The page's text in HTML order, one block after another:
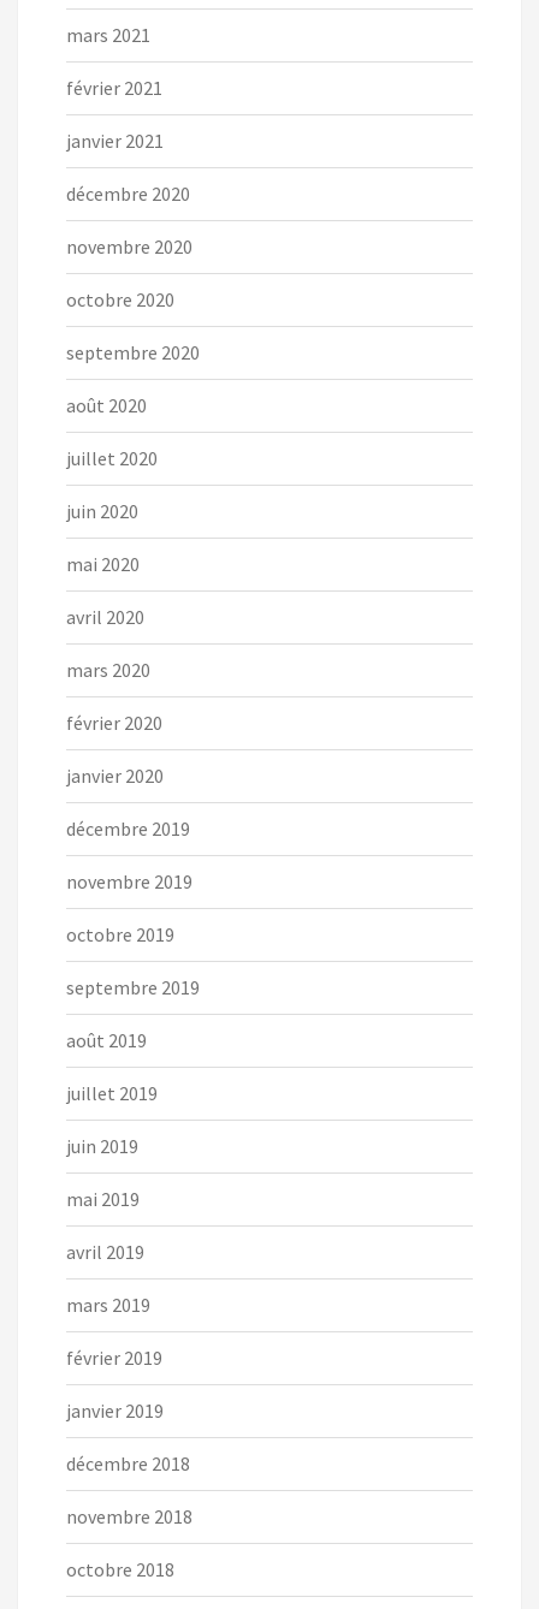
mars 2021
février 2021
janvier 2021
décembre 2020
novembre 2020
octobre 2020
septembre 2020
août 2020
juillet 2020
juin 2020
mai 2020
avril 2020
mars 2020
février 2020
janvier 2020
décembre 2019
novembre 2019
octobre 2019
septembre 2019
août 2019
juillet 2019
juin 2019
mai 2019
avril 2019
mars 2019
février 2019
janvier 2019
décembre 2018
novembre 2018
octobre 2018